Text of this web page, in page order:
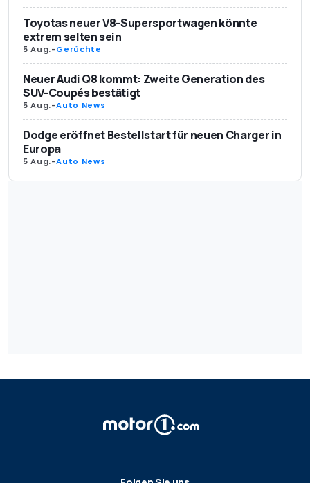
Toyotas neuer V8-Supersportwagen könnte
extrem selten sein
5 Aug.-Gerüchte
Neuer Audi Q8 kommt: Zweite Generation des
SUV-Coupés bestätigt
5 Aug.-Auto News
Dodge eröffnet Bestellstart für neuen Charger in
Europa
5 Aug.-Auto News